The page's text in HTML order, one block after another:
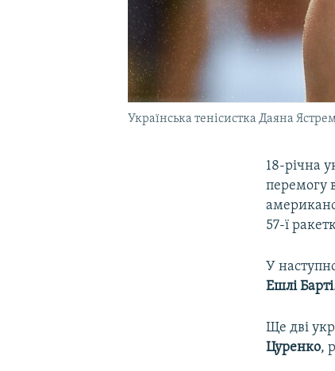
Українська тенісистка Даяна
18-річна
перемогу
57-ї
У
Ешлі Барті
Ще дві
Цуренко,